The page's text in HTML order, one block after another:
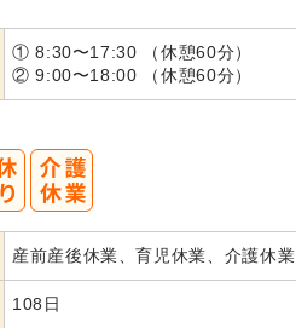
① 8:30〜17:30 （休憩60分）
② 9:00〜18:00 （休憩60分）
産前産後休業、育児休業、介護休業
108日